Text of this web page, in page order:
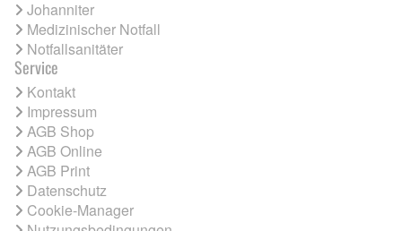
Johanniter
Medizinischer Notfall
Notfallsanitäter
Service
Kontakt
Impressum
AGB Shop
AGB Online
AGB Print
Datenschutz
Cookie-Manager